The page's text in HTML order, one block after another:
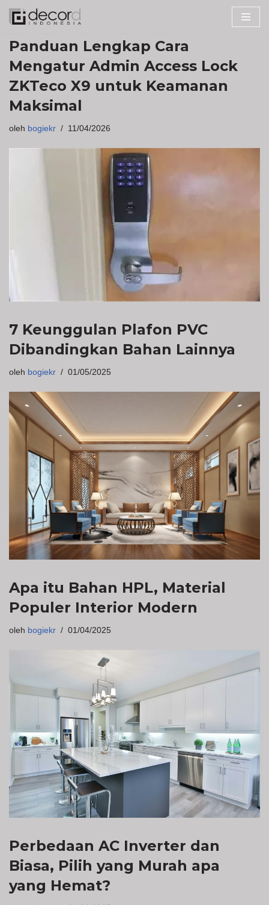
ke
konten
Panduan Lengkap Cara
Mengatur Admin Access Lock
ZKTeco X9 untuk Keamanan
Maksimal
oleh bogiekr 11/04/2026
7 Keunggulan Plafon PVC
Dibandingkan Bahan Lainnya
oleh bogiekr 01/05/2025
Apa itu Bahan HPL, Material
Populer Interior Modern
oleh bogiekr 01/04/2025
Perbedaan AC Inverter dan
Biasa, Pilih yang Murah apa
yang Hemat?